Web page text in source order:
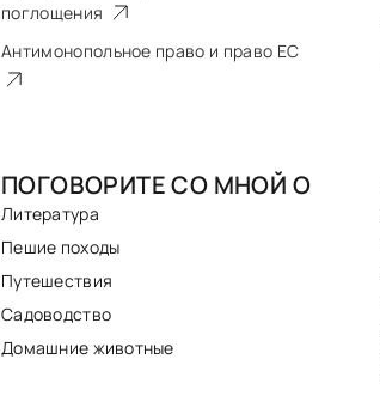
поглощения
Антимонопольное право и право ЕС
ПОГОВОРИТЕ СО МНОЙ О
Литература
Пешие походы
Путешествия
Садоводство
Домашние животные